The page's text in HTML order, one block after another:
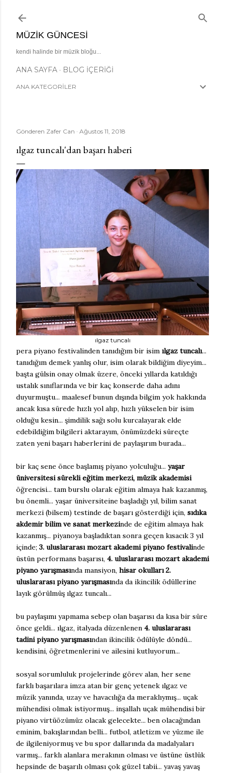
MÜZIK GÜNCESI
kendi halinde bir müzik bloğu...
ANA SAYFA BLOG İÇERIĞI
ANA KATEGORİLER
Gönderen Zafer Can Ağustos 11, 2018
ılgaz tuncalı'dan başarı haberi
ılgaz tuncalı
pera piyano festivalinden tanıdığım bir isim ılgaz tuncalı...
tanıdığım demek yanlış olur, isim olarak bildiğim diyeyim...
başta gülsin onay olmak üzere, önceki yıllarda katıldığı
ustalık sınıflarında ve bir kaç konserde daha adını
duyurmuştu... maalesef bunun dışında bilgim yok hakkında
ancak kısa sürede hızlı yol alıp, hızlı yükselen bir isim
olduğu kesin... şimdilik sağı solu kurcalayarak elde
edebildiğim bilgileri aktarayım, önümüzdeki süreçte
zaten yeni başarı haberlerini de paylaşırım burada...
bir kaç sene önce başlamış piyano yolculuğu... yaşar
üniversitesi sürekli eğitim merkezi, müzik akademisi
öğrencisi... tam burslu olarak eğitim almaya hak kazanmış,
bu önemli... yaşar üniversiteine başladığı yıl, bilim sanat
merkezi (bilsem) testinde de başarı gösterdiği için, sıdıka
akdemir bilim ve sanat merkezinde de eğitim almaya hak
kazanmış... piyanoya başladıktan sonra geçen kısacık 3 yıl
içinde; 3. uluslararası mozart akademi piyano festivalinde
üstün performans başarısı, 4. uluslararası mozart akademi
piyano yarışmasında mansiyon, hisar okulları 2.
uluslararası piyano yarışmasında da ikincilik ödüllerine
layık görülmüş ılgaz tuncalı...
bu paylaşımı yapmama sebep olan başarısı da kısa bir süre
önce geldi... ılgaz, italyada düzenlenen 4. uluslararası
tadini piyano yarışmasından ikincilik ödülüyle döndü...
kendisini, öğretmenlerini ve ailesini kutluyorum...
sosyal sorumluluk projelerinde görev alan, her sene
farklı başarılara imza atan bir genç yetenek ılgaz ve
müzik yanında, uzay ve havacılığa da meraklıymış... uçak
mühendisi olmak istiyormuş... inşallah uçak mühendisi bir
piyano virtüözümüz olacak gelecekte... ben olacağından
eminim, bakışlarından belli... futbol, atletizm ve yüzme ile
de ilgileniyormuş ve bu spor dallarında da madalyaları
varmış... farklı alanlara merakının olması ve üstüne üstlük
hepsinde de başarılı olması çok güzel tabii... yavaş yavaş